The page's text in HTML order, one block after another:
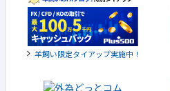
羊飼い限定タイアップ実施中！